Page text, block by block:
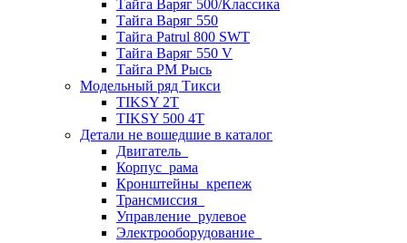
Тайга Варяг 500/Классика
Тайга Варяг 550
Тайга Patrul 800 SWT
Тайга Варяг 550 V
Тайга РМ Рысь
Модельный ряд Тикси
TIKSY 2T
TIKSY 500 4T
Детали не вошедшие в каталог
Двигатель_
Корпус_рама
Кронштейны_крепеж
Трансмиссия_
Управление_рулевое
Электрооборудование_